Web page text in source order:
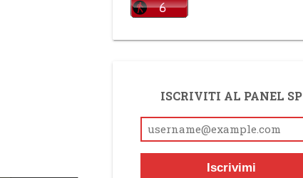
ISCRIVITI AL PANEL SP
Iscrivimi